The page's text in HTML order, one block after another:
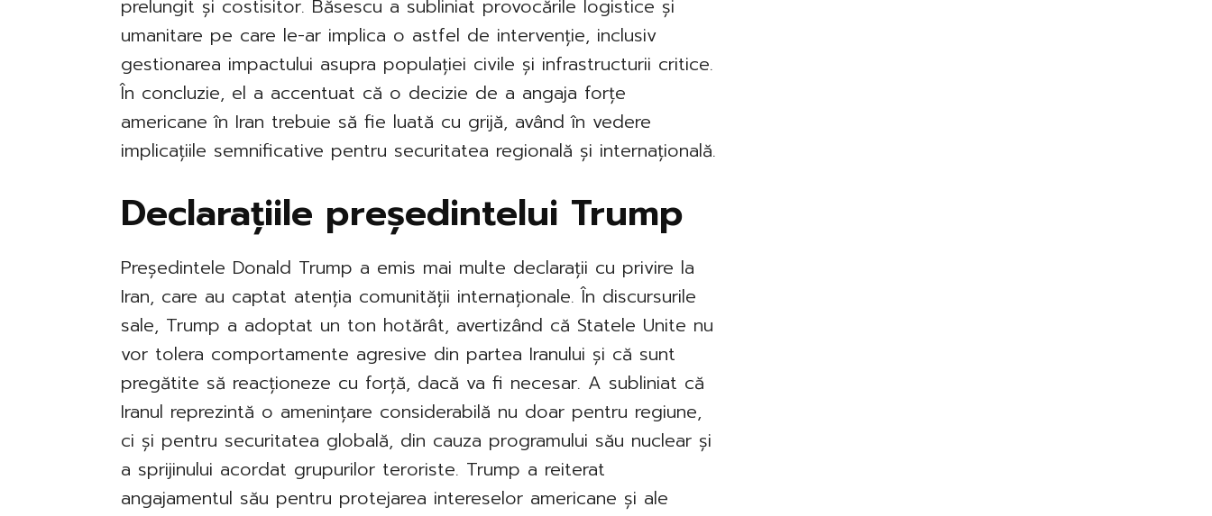
prelungit și costisitor. Băsescu a subliniat provocările logistice și
umanitare pe care le-ar implica o astfel de intervenție, inclusiv
gestionarea impactului asupra populației civile și infrastructurii critice.
În concluzie, el a accentuat că o decizie de a angaja forțe
americane în Iran trebuie să fie luată cu grijă, având în vedere
implicațiile semnificative pentru securitatea regională și internațională.
Declarațiile președintelui Trump
Președintele Donald Trump a emis mai multe declarații cu privire la
Iran, care au captat atenția comunității internaționale. În discursurile
sale, Trump a adoptat un ton hotărât, avertizând că Statele Unite nu
vor tolera comportamente agresive din partea Iranului și că sunt
pregătite să reacționeze cu forță, dacă va fi necesar. A subliniat că
Iranul reprezintă o amenințare considerabilă nu doar pentru regiune,
ci și pentru securitatea globală, din cauza programului său nuclear și
a sprijinului acordat grupurilor teroriste. Trump a reiterat
angajamentul său pentru protejarea intereselor americane și ale